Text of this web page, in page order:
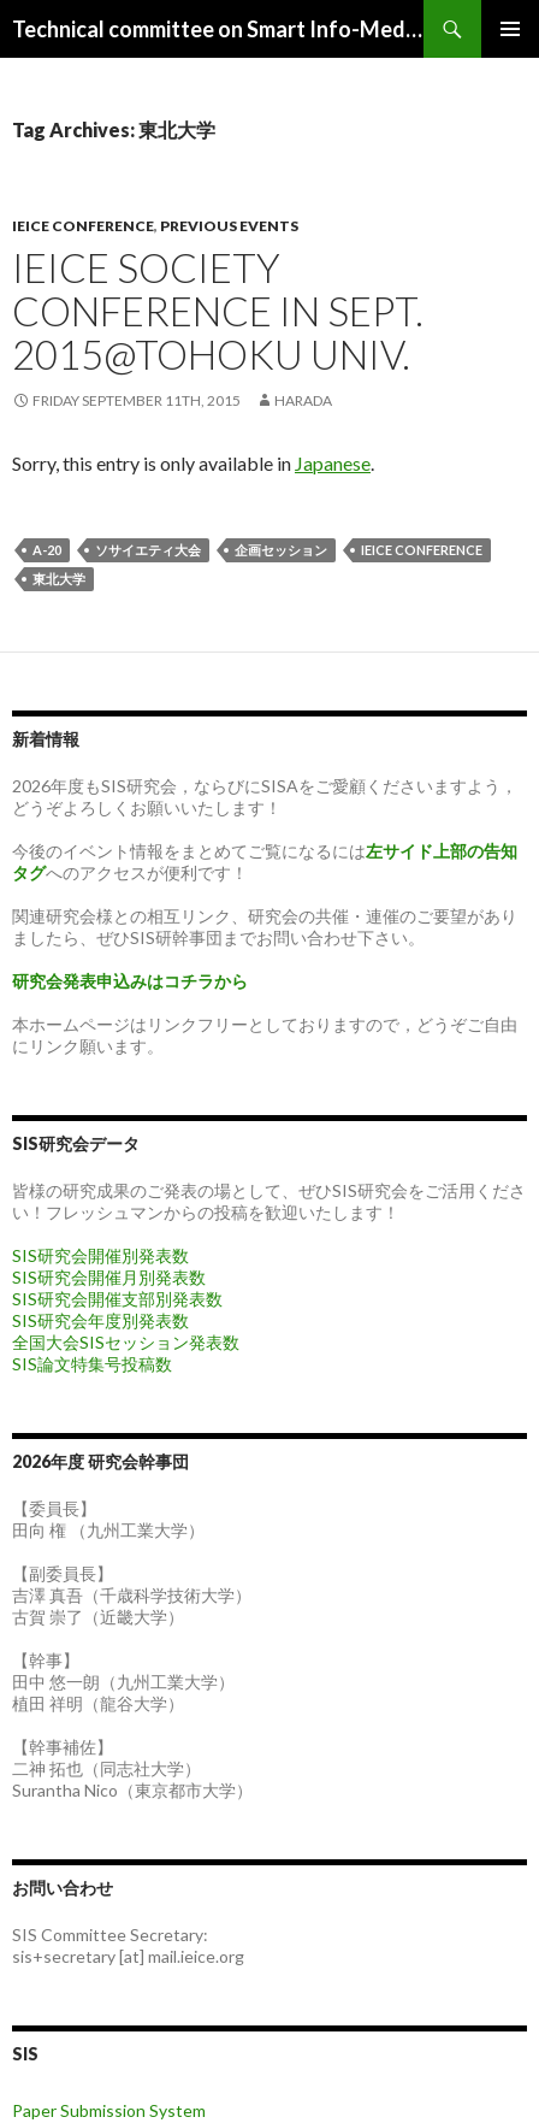
Technical committee on Smart Info-Media Systems (SIS), IEICE
Tag Archives: 東北大学
IEICE CONFERENCE, PREVIOUS EVENTS
IEICE SOCIETY
CONFERENCE IN SEPT.
2015@TOHOKU UNIV.
FRIDAY SEPTEMBER 11TH, 2015 HARADA
Sorry, this entry is only available in Japanese.
A-20 ソサイエティ大会 企画セッション
IEICE CONFERENCE
東北大学
新着情報
2026年度もSIS研究会，ならびにSISAをご愛顧くださいますよう，
どうぞよろしくお願いいたします！
今後のイベント情報をまとめてご覧になるには左サイド上部の告知
タグへのアクセスが便利です！
関連研究会様との相互リンク、研究会の共催・連催のご要望があり
ましたら、ぜひSIS研幹事団までお問い合わせ下さい。
研究会発表申込みはコチラから
本ホームページはリンクフリーとしておりますので，どうぞご自由
にリンク願います。
SIS研究会データ
皆様の研究成果のご発表の場として、ぜひSIS研究会をご活用くださ
い！フレッシュマンからの投稿を歓迎いたします！
SIS研究会開催別発表数
SIS研究会開催月別発表数
SIS研究会開催支部別発表数
SIS研究会年度別発表数
全国大会SISセッション発表数
SIS論文特集号投稿数
2026年度 研究会幹事団
【委員長】
田向 権 （九州工業大学）
【副委員長】
吉澤 真吾（千歳科学技術大学）
古賀 崇了（近畿大学）
【幹事】
田中 悠一朗（九州工業大学）
植田 祥明（龍谷大学）
【幹事補佐】
二神 拓也（同志社大学）
Surantha Nico（東京都市大学）
お問い合わせ
SIS Committee Secretary:
sis+secretary [at] mail.ieice.org
SIS
Paper Submission System